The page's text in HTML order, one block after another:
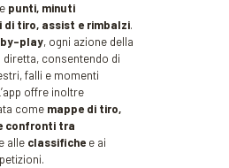
punti, minuti
tiro, assist e rimbalzi.
play, ogni azione della
consentendo di
falli e momenti
offre inoltre
come mappe di tiro,
confronti tra
alle classifiche e ai